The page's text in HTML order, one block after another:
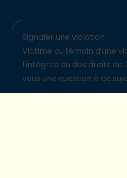
Signaler une violation
Victime ou témoin d'une
l'intégrité ou des droits de
vous une question à ce